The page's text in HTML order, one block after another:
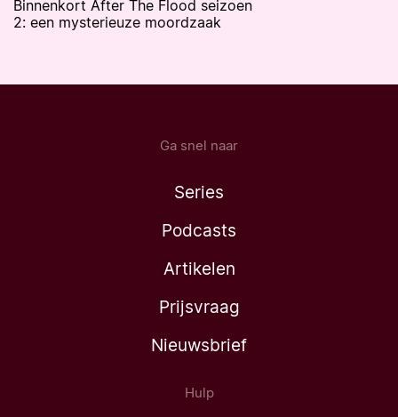
Binnenkort After The Flood seizoen
2: een mysterieuze moordzaak
Ga snel naar
Series
Podcasts
Artikelen
Prijsvraag
Nieuwsbrief
Hulp